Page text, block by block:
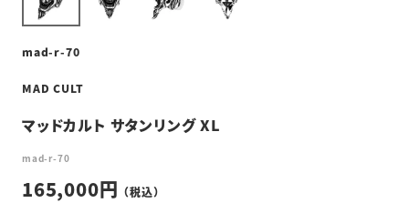
mad-r-70
MAD CULT
マッドカルト サタンリング XL
mad-r-70
165,000